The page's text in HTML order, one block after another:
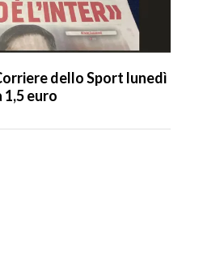
dello Sport lunedì
1,5 euro